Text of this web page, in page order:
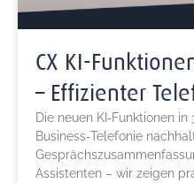
CX
– Effizienter
Die neuen KI‑Funktionen
Business‑Telefonie
Assistenten – wir zeigen